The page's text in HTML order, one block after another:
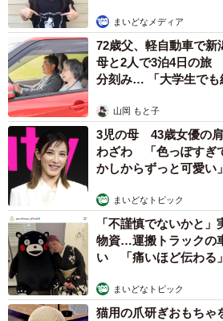
初任給の差は「5万円」…どっ
きか
「職種や勤務地のことを考えればA社
社だし、正直なところオフィスも地
社は業界大手だし、マーケティング
聞いています。とはいえ営業の仕事
ません」
と語るAさん。でも理由はそれだけ
まいどなメディア
72歳父、軽自動車で
母と2人で3泊4日の旅
分刻み… 「大学生でも
山岡 もと子
3児の母 43歳女優の
わざわ 「色っぽすぎ
かしからずっと可愛い」
まいどなトピック
「不謹慎でないかと
物資…運搬トラックの
い 「痛いほど伝わる
まいどなトピック
猫用の爪研ぎおもち